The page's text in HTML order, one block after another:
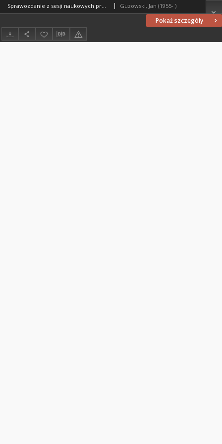
Pokaż szczegóły
Sprawozdanie z sesji naukowych profesorów i wykładowców Wyższego Seminarium Duchownego Metropolii Warmińskiej "Hosianum" w Olsztynie za lata 1989-1996 Guzowski, Jan (1955- )